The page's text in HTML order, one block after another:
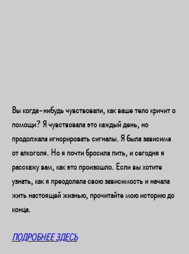
Вы когда-нибудь чувствовали, как ваше тело кричит о
помощи? Я чувствовала это каждый день, но
продолжала игнорировать сигналы. Я была зависима
от алкоголя. Но я почти бросила пить, и сегодня я
расскажу вам, как это произошло. Если вы хотите
узнать, как я преодолела свою зависимость и начала
жить настоящей жизнью, прочитайте мою историю до
конца.
ПОДРОБНЕЕ ЗДЕСЬ